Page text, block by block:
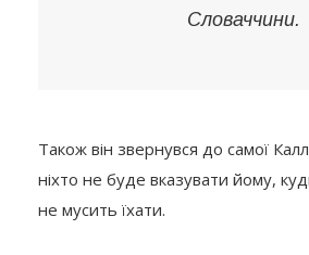
Словаччини.
Також він звернувся до самої
ніхто не буде вказувати йому,
не мусить їхати.